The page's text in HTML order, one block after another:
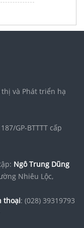
Group
và Phát triển hạ
GP-BTTTT cấp
Ngô Trung Dũng
Nhiêu Lộc,
thoại: (028) 39319793